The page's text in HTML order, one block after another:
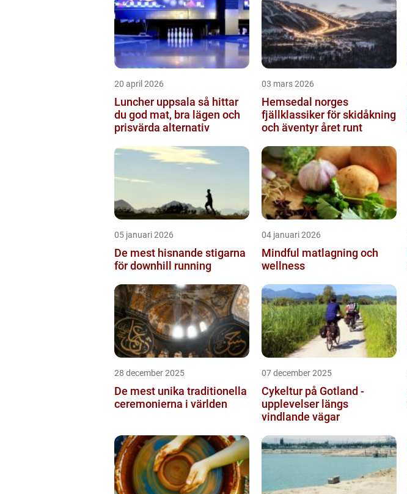
20 april 2026
Luncher uppsala så hittar
du god mat, bra lägen och
prisvärda alternativ
03 mars 2026
Hemsedal norges
fjällklassiker för skidåkning
och äventyr året runt
05 januari 2026
De mest hisnande stigarna
för downhill running
04 januari 2026
Mindful matlagning och
wellness
28 december 2025
De mest unika traditionella
ceremonierna i världen
07 december 2025
Cykeltur på Gotland -
upplevelser längs
vindlande vägar